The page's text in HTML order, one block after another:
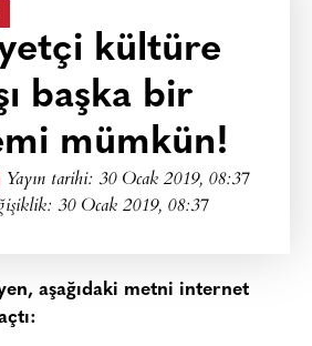
kültüre
başka bir
mümkün!
Yayın tarihi: 30 Ocak 2019, 08:37
30 Ocak 2019, 08:37
aşağıdaki metni internet